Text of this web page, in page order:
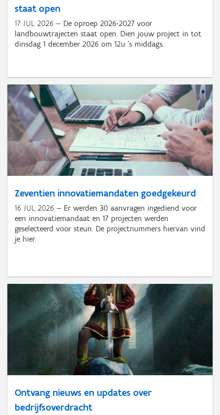
staat open
17 JUL 2026
De oproep 2026-2027 voor
landbouwtrajecten staat open. Dien jouw project in tot
dinsdag 1 december 2026 om 12u ‘s middags.
Zeventien innovatiemandaten goedgekeurd
16 JUL 2026
Er werden 30 aanvragen ingediend voor
een innovatiemandaat en 17 projecten werden
geselecteerd voor steun. De projectnummers hiervan vind
je hier.
Ontvang nieuws en updates over
bedrijfsoverdracht